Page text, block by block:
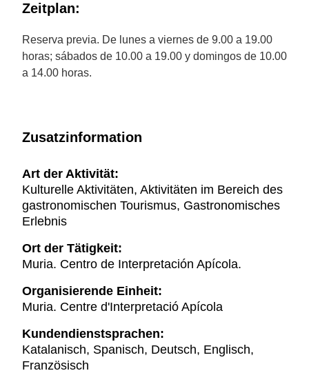
Zeitplan:
Reserva previa. De lunes a viernes de 9.00 a 19.00
horas; sábados de 10.00 a 19.00 y domingos de 10.00
a 14.00 horas.
Zusatzinformation
Art der Aktivität:
Kulturelle Aktivitäten, Aktivitäten im Bereich des
gastronomischen Tourismus, Gastronomisches
Erlebnis
Ort der Tätigkeit:
Muria. Centro de Interpretación Apícola.
Organisierende Einheit:
Muria. Centre d'Interpretació Apícola
Kundendienstsprachen:
Katalanisch, Spanisch, Deutsch, Englisch,
Französisch